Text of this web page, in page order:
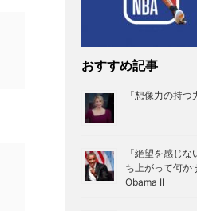
おすすめ記事
「想像力の持
「絶望を感じ
ち上がって何か
Obama II